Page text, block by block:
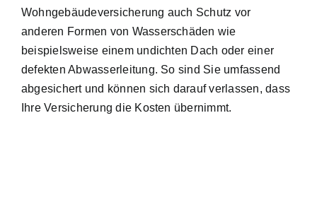
Wohngebäudeversicherung auch Schutz vor
anderen Formen von Wasserschäden wie
beispielsweise einem undichten Dach oder einer
defekten Abwasserleitung. So sind Sie umfassend
abgesichert und können sich darauf verlassen, dass
Ihre Versicherung die Kosten übernimmt.